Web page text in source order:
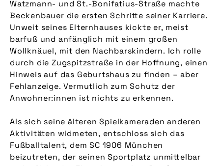
Watzmann- und St.-Bonifatius-Straße machte
Beckenbauer die ersten Schritte seiner Karriere.
Unweit seines Elternhauses kickte er, meist
barfuß und anfänglich mit einem großen
Wollknäuel, mit den Nachbarskindern. Ich rolle
durch die Zugspitzstraße in der Hoffnung, einen
Hinweis auf das Geburtshaus zu finden – aber
Fehlanzeige. Vermutlich zum Schutz der
Anwohner:innen ist nichts zu erkennen.
Als sich seine älteren Spielkameraden anderen
Aktivitäten widmeten, entschloss sich das
Fußballtalent, dem SC 1906 München
beizutreten, der seinen Sportplatz unmittelbar